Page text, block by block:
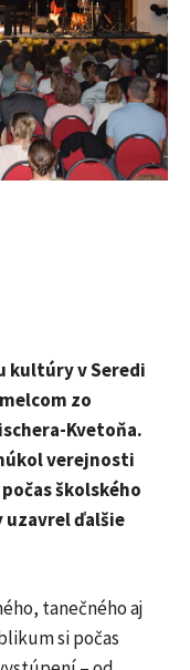
kultúry v Seredi
zo
Kvetoňa.
verejnosti
školského
uzavrel ďalšie
tanečného aj
si počas